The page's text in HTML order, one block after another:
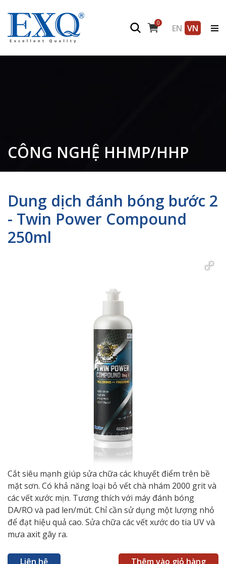
0 EN VN
CÔNG NGHỆ HHMP/HHP
Dung dịch đánh bóng bước 2
- Twin Power Compound
250ml
Cắt siêu mạnh giúp sửa chữa các khuyết điểm trên bề
mặt sơn. Có khả năng loại bỏ vết chà nhám 2000 grit và
các vết xước mịn. Tương thích với máy đánh bóng
DA/RO và pad len/mút. Chỉ cần sử dụng một lượng nhỏ
để đạt hiệu quả cao. Sửa chữa các vết xước do tia UV và
mưa axit gây ra.
Liên hệ Thêm vào giỏ hàng